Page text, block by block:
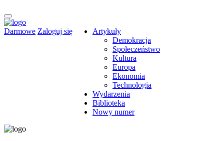
Darmowe Zaloguj się
Artykuły
Demokracja
Społeczeństwo
Kultura
Europa
Ekonomia
Technologia
Wydarzenia
Biblioteka
Nowy numer